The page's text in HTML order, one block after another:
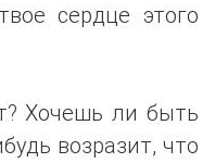
сердце этого
Хочешь ли быть
возразит, что